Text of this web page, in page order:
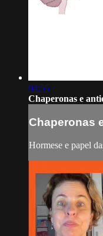
04:55
Chaperonas e
Chaperonas
Hormese e papel